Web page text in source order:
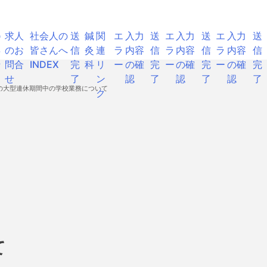
求人
のお
問合
せ
社会人の
皆さんへ
INDEX
送
信
完
了
鍼
灸
科
関
連
リ
ン
ク
エ
ラ
ー
入力
内容
の確
認
送
信
完
了
エ
ラ
ー
入力
内容
の確
認
送
信
完
了
エ
ラ
ー
入力
内容
の確
認
送
信
完
了
型連休期間中の学校業務について